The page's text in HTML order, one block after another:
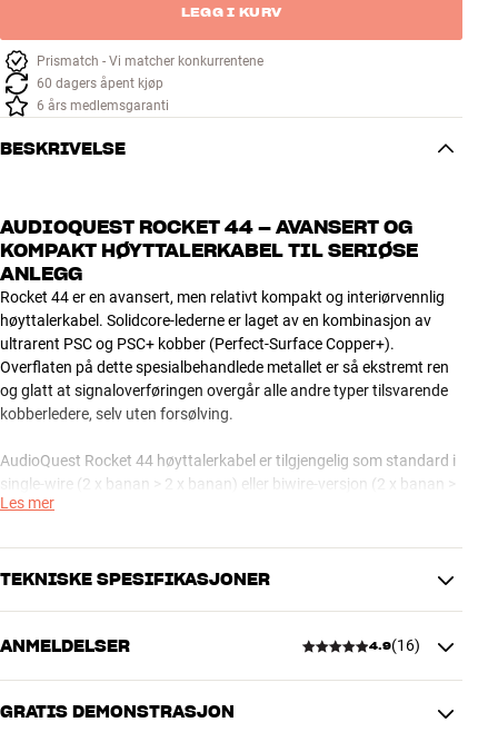
LEGG I KURV
Prismatch - Vi matcher konkurrentene
60 dagers åpent kjøp
6 års medlemsgaranti
BESKRIVELSE
AUDIOQUEST ROCKET 44 – AVANSERT OG
KOMPAKT HØYTTALERKABEL TIL SERIØSE
ANLEGG
Rocket 44 er en avansert, men relativt kompakt og interiørvennlig
høyttalerkabel. Solidcore-lederne er laget av en kombinasjon av
ultrarent PSC og PSC+ kobber (Perfect-Surface Copper+).
Overflaten på dette spesialbehandlede metallet er så ekstremt ren
og glatt at signaloverføringen overgår alle andre typer tilsvarende
kobberledere, selv uten forsølving.
AudioQuest Rocket 44 høyttalerkabel er tilgjengelig som standard i
single-wire (2 x banan > 2 x banan) eller biwire-versjon (2 x banan >
4 x banan). Andre konfigurasjoner og lengder kan skaffes på
OBS: HiFi Klubben kan levere store deler av sortimentet fra
AudioQuest Rocket Series høyttalerkabler – avansert teknologi til
høyttalerkabler, og den kan få frem alle kvaliteter i et par høyttalere,
Les mer
TEKNISKE SPESIFIKASJONER
PRODUKTDATA
Kabel lengde (m) 2,5
ANMELDELSER 4.9(16)
GRATIS DEMONSTRASJON